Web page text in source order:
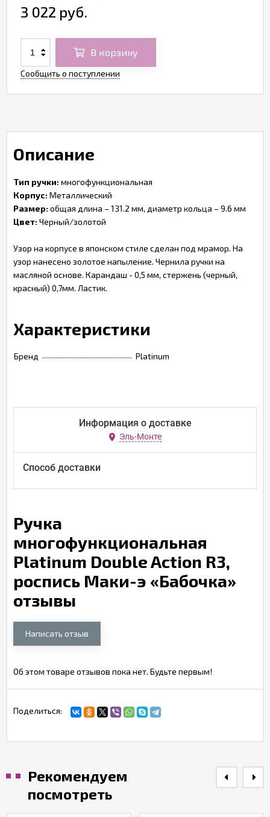
3 022 руб.
В корзину
Сообщить о поступлении
Описание
Тип ручки:многофункциональная
Корпус:Металлический
Размер:общая длина – 131.2 мм, диаметр кольца – 9.6 мм
Цвет:Черный/золотой
Узор на корпусе в японском стиле сделан под мрамор. На
узор нанесено золотое напыление. Чернила ручки на
масляной основе. Карандаш - 0,5 мм, стержень (черный,
красный) 0,7мм. Ластик.
Характеристики
Бренд Platinum
Информация о доставке
Эль-Монте
Способ доставки
Ручка
многофункциональная
Platinum Double Action R3,
роспись Маки-э «Бабочка»
отзывы
Написать отзыв
Об этом товаре отзывов пока нет. Будьте первым!
Поделиться:
Рекомендуем
посмотреть